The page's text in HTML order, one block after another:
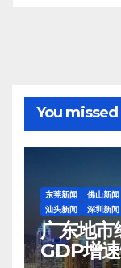
You missed
东莞新闻 佛山新闻
汕头新闻
深圳新闻
广东地市
GDP增